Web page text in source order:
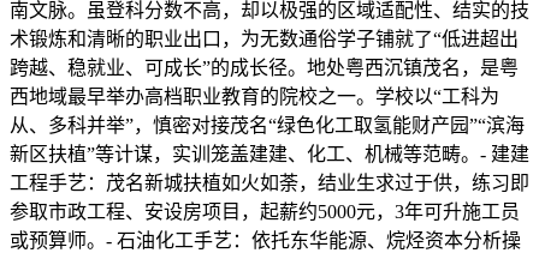
南文脉。虽登科分数不高，却以极强的区域适配性、结实的技
术锻炼和清晰的职业出口，为无数通俗学子铺就了“低进超出
跨越、稳就业、可成长”的成长径。地处粤西沉镇茂名，是粤
西地域最早举办高档职业教育的院校之一。学校以“工科为
从、多科并举”，慎密对接茂名“绿色化工取氢能财产园”“滨海
新区扶植”等计谋，实训笼盖建建、化工、机械等范畴。- 建建
工程手艺：茂名新城扶植如火如荼，结业生求过于供，练习即
参取市政工程、安设房项目，起薪约5000元，3年可升施工员
或预算师。- 石油化工手艺：依托东华能源、烷烃资本分析操